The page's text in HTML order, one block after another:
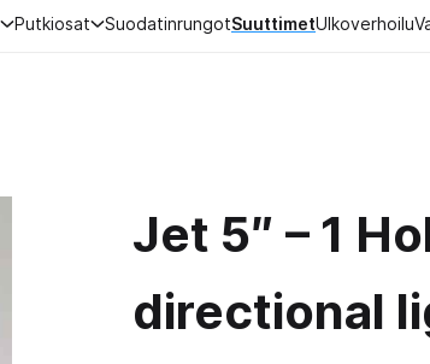
Putkiosat SuodatinrungotSuuttimetUlkoverhoilu
Jet 5″ – 1
directional